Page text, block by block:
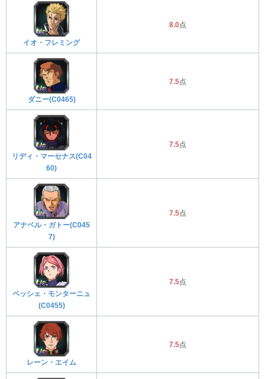
イオ・フレミング
8.0点
ダニー(C0465)
7.5点
リディ・マーセナス(C04
60)
7.5点
アナベル・ガトー(C045
7)
7.5点
ペッシェ・モンターニュ
(C0455)
7.5点
レーン・エイム
7.5点